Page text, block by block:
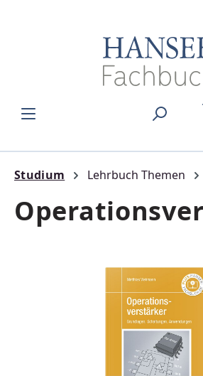
Studium Lehrbuch Themen
Bildergalerie überspringen